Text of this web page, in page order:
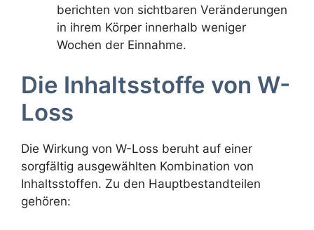
berichten von sichtbaren Veränderungen
in ihrem Körper innerhalb weniger
Wochen der Einnahme.
Die Inhaltsstoffe von W-
Loss
Die Wirkung von W-Loss beruht auf einer
sorgfältig ausgewählten Kombination von
Inhaltsstoffen. Zu den Hauptbestandteilen
gehören: